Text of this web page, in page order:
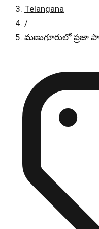
Telangana
/
మణుగూరులో ప్రజా